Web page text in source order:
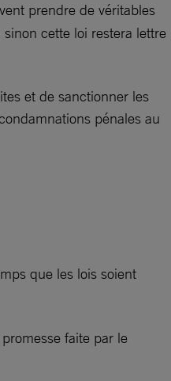
prendre de véritables
cette loi restera lettre
et de sanctionner les
pénales au
que les lois soient
faite par le